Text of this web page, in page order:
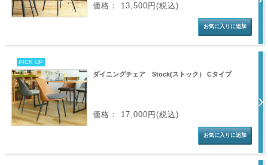
価格： 13,500円(税込)
PICK UP
ダイニングチェア Stock(ストック） Cタイプ
価格： 17,000円(税込)